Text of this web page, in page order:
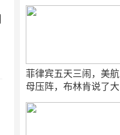
菲律宾五天三闹，美航
母压阵，布林肯说了大